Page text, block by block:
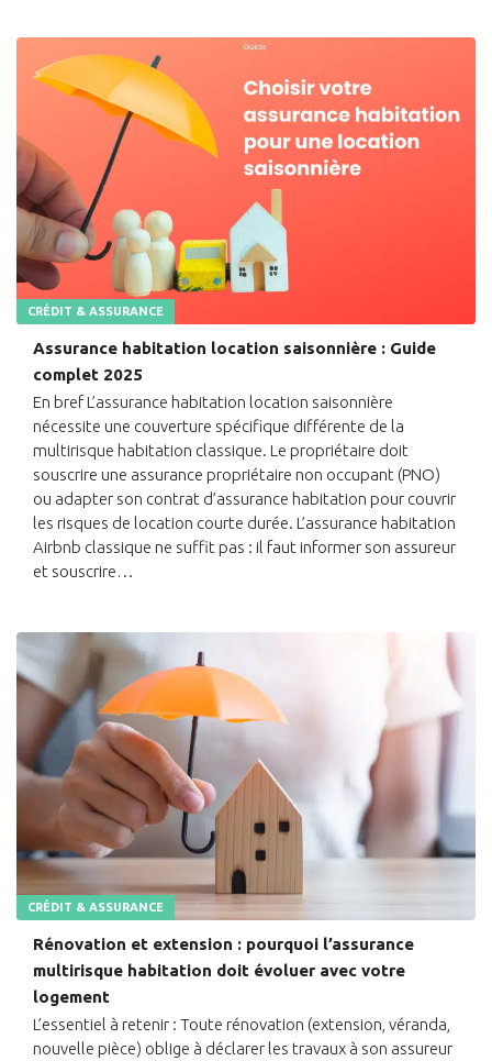
CRÉDIT & ASSURANCE
Assurance habitation location saisonnière : Guide
complet 2025
En bref L’assurance habitation location saisonnière
nécessite une couverture spécifique différente de la
multirisque habitation classique. Le propriétaire doit
souscrire une assurance propriétaire non occupant (PNO)
ou adapter son contrat d’assurance habitation pour couvrir
les risques de location courte durée. L’assurance habitation
Airbnb classique ne suffit pas : il faut informer son assureur
et souscrire…
CRÉDIT & ASSURANCE
Rénovation et extension : pourquoi l’assurance
multirisque habitation doit évoluer avec votre
logement
L’essentiel à retenir : Toute rénovation (extension, véranda,
nouvelle pièce) oblige à déclarer les travaux à son assureur